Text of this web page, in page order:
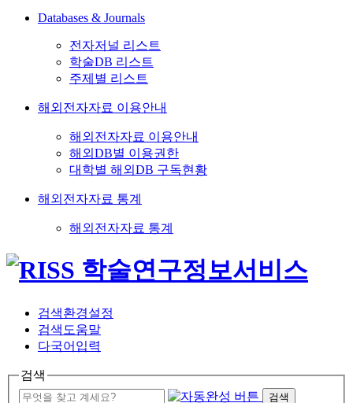
Databases & Journals
전자저널 리스트
학술DB 리스트
주제별 리스트
해외전자자료 이용안내
해외전자자료 이용안내
해외DB별 이용권한
대학별 해외DB 구독현황
해외전자자료 통계
해외전자자료 통계
검색환경설정
검색도움말
다국어입력
검색
검색